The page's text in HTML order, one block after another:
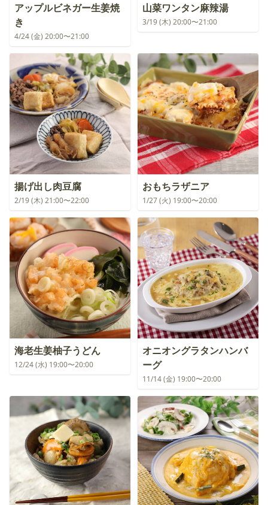
アップルビネガー生姜焼
き
4/24 (金) 20:00〜21:00
山菜ワンタン麻辣湯
3/19 (木) 20:00〜21:00
揚げ出し肉豆腐
2/19 (木) 21:00〜22:00
おもちラザニア
1/27 (火) 19:00〜20:00
海老生姜柚子うどん
12/24 (水) 19:00〜20:00
オニオングラタンハンバ
ーグ
11/14 (金) 19:00〜20:00